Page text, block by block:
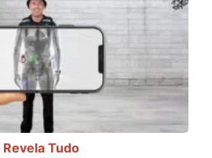
Tudo